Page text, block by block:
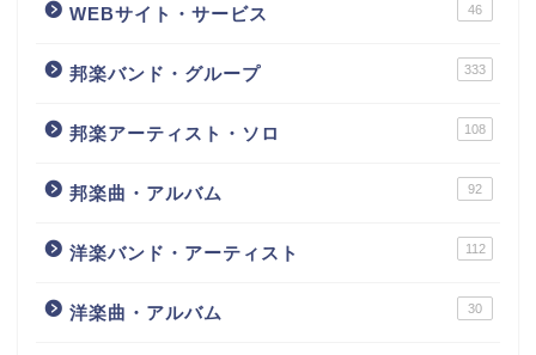
WEBサイト・サービス 46
邦楽バンド・グループ 333
邦楽アーティスト・ソロ 108
邦楽曲・アルバム 92
洋楽バンド・アーティスト 112
洋楽曲・アルバム 30